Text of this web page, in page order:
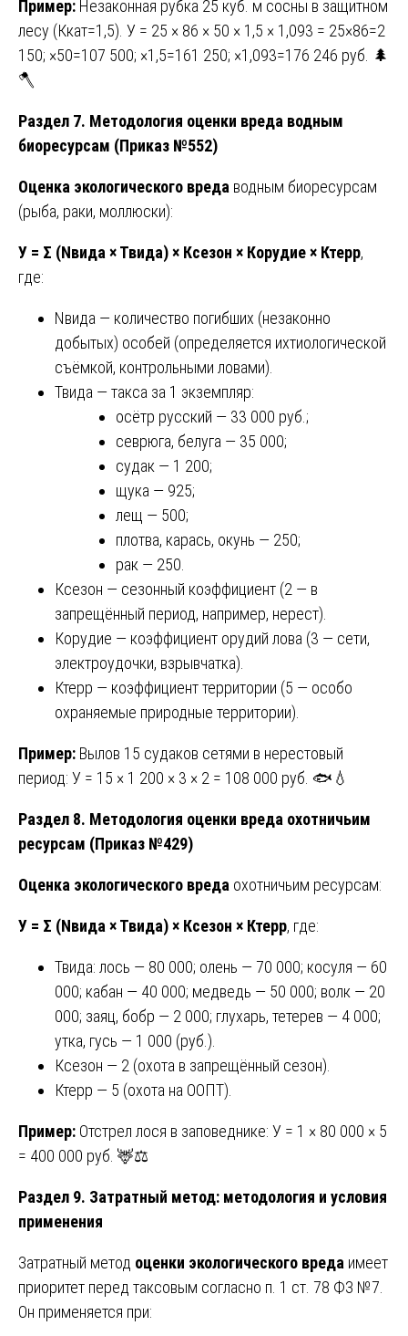
Пример: Незаконная рубка 25 куб. м сосны в защитном
лесу (Ккат=1,5). У = 25 × 86 × 50 × 1,5 × 1,093 = 25×86=2
150; ×50=107 500; ×1,5=161 250; ×1,093=176 246 руб. 🌲
🪓
Раздел 7. Методология оценки вреда водным
биоресурсам (Приказ №552)
Оценка экологического вреда водным биоресурсам
(рыба, раки, моллюски):
У = Σ (Nвида × Твида) × Ксезон × Корудие × Ктерр,
где:
Nвида — количество погибших (незаконно
добытых) особей (определяется ихтиологической
съёмкой, контрольными ловами).
Твида — такса за 1 экземпляр:
осётр русский — 33 000 руб.;
севрюга, белуга — 35 000;
судак — 1 200;
щука — 925;
лещ — 500;
плотва, карась, окунь — 250;
рак — 250.
Ксезон — сезонный коэффициент (2 — в
запрещённый период, например, нерест).
Корудие — коэффициент орудий лова (3 — сети,
электроудочки, взрывчатка).
Ктерр — коэффициент территории (5 — особо
охраняемые природные территории).
Пример: Вылов 15 судаков сетями в нерестовый
период: У = 15 × 1 200 × 3 × 2 = 108 000 руб. 🐟💧
Раздел 8. Методология оценки вреда охотничьим
ресурсам (Приказ №429)
Оценка экологического вреда охотничьим ресурсам:
У = Σ (Nвида × Твида) × Ксезон × Ктерр, где:
Твида: лось — 80 000; олень — 70 000; косуля — 60
000; кабан — 40 000; медведь — 50 000; волк — 20
000; заяц, бобр — 2 000; глухарь, тетерев — 4 000;
утка, гусь — 1 000 (руб.).
Ксезон — 2 (охота в запрещённый сезон).
Ктерр — 5 (охота на ООПТ).
Пример: Отстрел лося в заповеднике: У = 1 × 80 000 × 5
= 400 000 руб. 🦌⚖️
Раздел 9. Затратный метод: методология и условия
применения
Затратный метод оценки экологического вреда имеет
приоритет перед таксовым согласно п. 1 ст. 78 ФЗ №7.
Он применяется при: